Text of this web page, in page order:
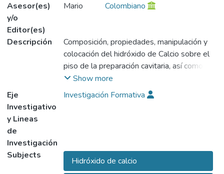
Asesor(es)
y/o
Editor(es)
Mario
Colombiano
Descripción
Composición, propiedades, manipulación y
colocación del hidróxido de Calcio sobre el
piso de la preparación cavitaria, así como su
uso como base intermedia y como
cuantificador de la microfiltración que existe
en restauraciones hechas con materiales
Calcio utilizado como protector pulpar, base
intermedia y como inductor del cierre apical.
Show more
Eje
Investigativo
y Lineas
de
Investigación
Investigación Formativa
Subjects
Hidróxido de calcio